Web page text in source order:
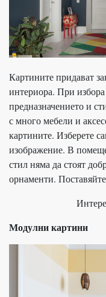
Картините придават
интериора. При
предназначението и
с много мебели и
картините. Изберете
изображение. В
стил няма да стоят
орнаменти.
Модулни картини